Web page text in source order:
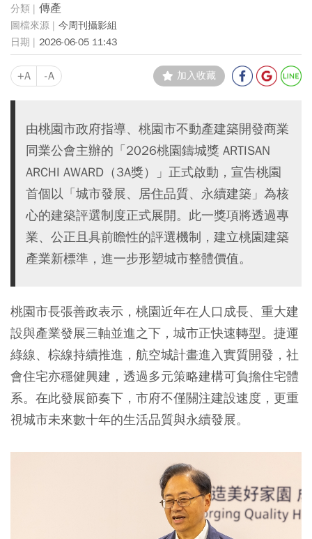
傳產
今周刊攝影組
2026-06-05 11:43
+A -A 加入收藏
由桃園市政府指導、桃園市不動產建築開發商業
同業公會主辦的「2026桃園鑄城獎 ARTISAN
ARCHI AWARD（3A獎）」正式啟動，宣告桃園
首個以「城市發展、居住品質、永續建築」為核
心的建築評選制度正式展開。此一獎項將透過專
業、公正且具前瞻性的評選機制，建立桃園建築
產業新標準，進一步形塑城市整體價值。
桃園市長張善政表示，桃園近年在人口成長、重大建
設與產業發展三軸並進之下，城市正快速轉型。捷運
綠線、棕線持續推進，航空城計畫進入實質開發，社
會住宅亦穩健興建，透過多元策略建構可負擔住宅體
系。在此發展節奏下，市府不僅關注建設速度，更重
視城市未來數十年的生活品質與永續發展。